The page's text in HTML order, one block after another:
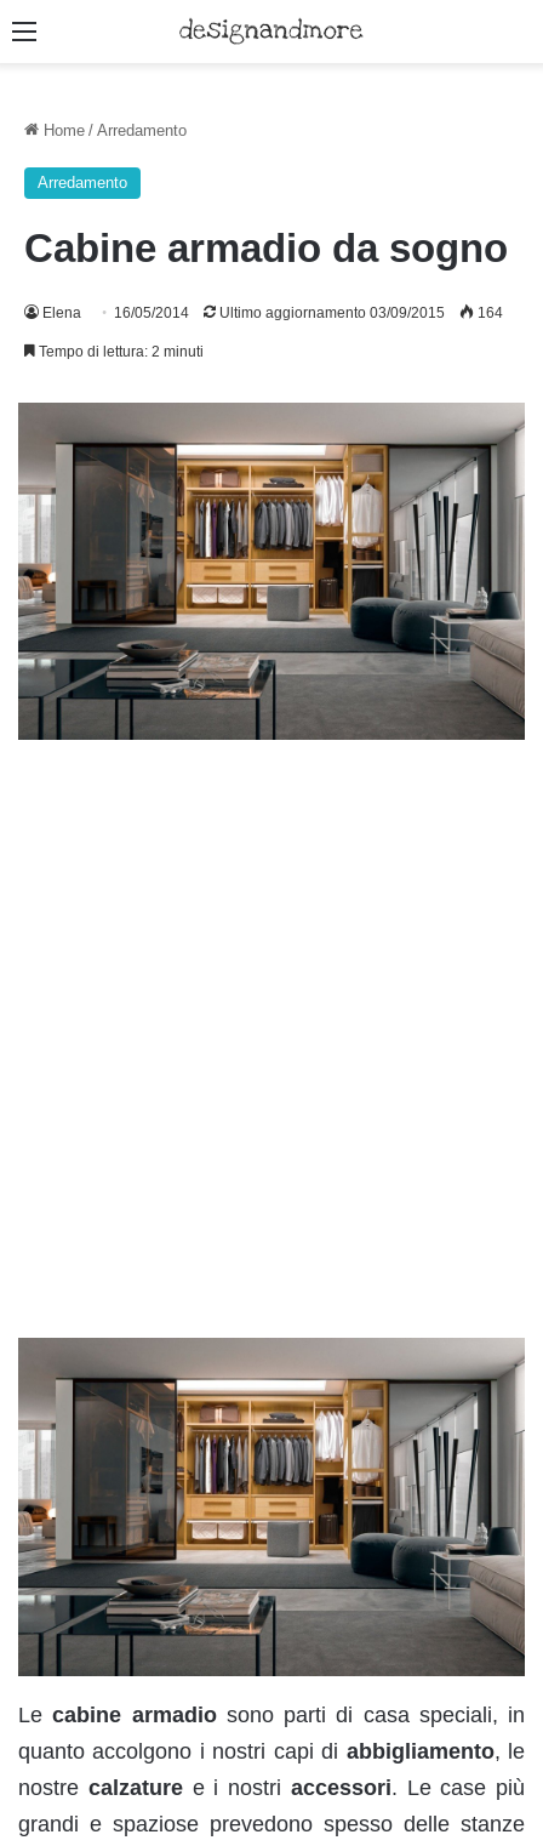
Menu
Home / Arredamento
Arredamento
Cabine armadio da sogno
Elena 16/05/2014 Ultimo aggiornamento 03/09/2015 164
Tempo di lettura: 2 minuti
Lecabine armadiosono parti di casa speciali, in
quanto accolgono i nostri capi di abbigliamento, le
nostre calzaturee i nostri accessori. Le case più
grandi e spaziose prevedono spesso delle stanze